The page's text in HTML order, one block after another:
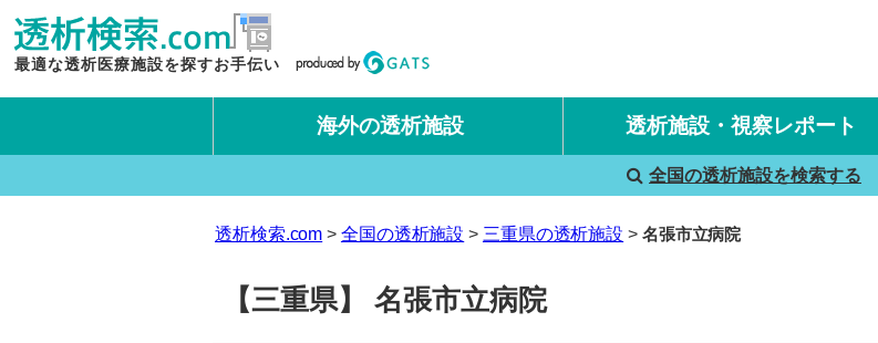
最適な透析医療施設を探すお手伝い
海外の透析施設 透析施設・視察レポート
国内旅行透析レポート
海外旅行透析レポート
全国の透析施設を検索する
透析検索.com 全国の透析施設 三重県の透析施設 名張市立病院
【三重県】 名張市立病院